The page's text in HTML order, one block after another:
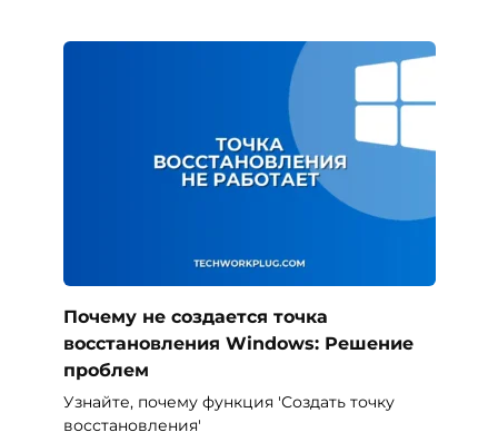
Почему не создается точка
восстановления Windows: Решение
проблем
Узнайте, почему функция 'Создать точку
восстановления'